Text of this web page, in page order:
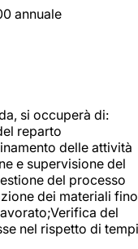
annuale
si occuperà di:
reparto
delle attività
e supervisione del
del processo
dei materiali fino
del
nel rispetto di